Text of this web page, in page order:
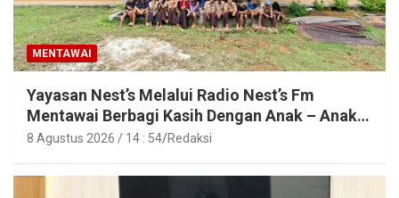
MENTAWAI
Yayasan Nest’s Melalui Radio Nest’s Fm
Mentawai Berbagi Kasih Dengan Anak – Anak
Asrama SMAN 2 Sipora
8 Agustus 2026 / 14 : 54 Redaksi